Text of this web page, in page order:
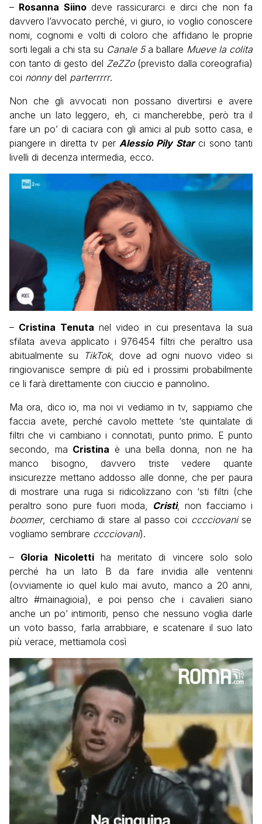
– Rosanna Siinodeve rassicurarci e dirci che non fa
davvero l’avvocato perché, vi giuro, io voglio conoscere
nomi, cognomi e volti di coloro che affidano le proprie
sorti legali a chi sta su Canale 5a ballare Mueve la colita
con tanto di gesto del ZeZZo(previsto dalla coreografia)
coi nonnydel parterrrrr.
Non che gli avvocati non possano divertirsi e avere
anche un lato leggero, eh, ci mancherebbe, però tra il
fare un po’ di caciara con gli amici al pub sotto casa, e
piangere in diretta tv per Alessio Pily Star ci sono tanti
livelli di decenza intermedia, ecco.
– Cristina Tenuta nel video in cui presentava la sua
sfilata aveva applicato i 976454 filtri che peraltro usa
abitualmente su
TikTok, dove ad ogni nuovo video si
ringiovanisce sempre di più ed i prossimi probabilmente
ce li farà direttamente con ciuccio e pannolino.
Ma ora, dico io, ma noi vi vediamo in tv, sappiamo che
faccia avete, perché cavolo mettete ‘ste quintalate di
filtri che vi cambiano i connotati, punto primo. E punto
secondo, ma Cristina è una bella donna, non ne ha
manco bisogno, davvero triste vedere quante
insicurezze mettano addosso alle donne, che per paura
di mostrare una ruga si ridicolizzano con ‘sti filtri (che
peraltro sono pure fuori moda,
Cristì, non facciamo i
boomer, cerchiamo di stare al passo coi cccciovanise
vogliamo sembrare cccciovani).
– Gloria Nicolettiha meritato di vincere solo solo
perché ha un lato B da fare invidia alle ventenni
(ovviamente io quel kulo mai avuto, manco a 20 anni,
altro #mainagioia), e poi penso che i cavalieri siano
anche un po’ intimoriti, penso che nessuno voglia darle
un voto basso, farla arrabbiare, e scatenare il suo lato
più verace, mettiamola così